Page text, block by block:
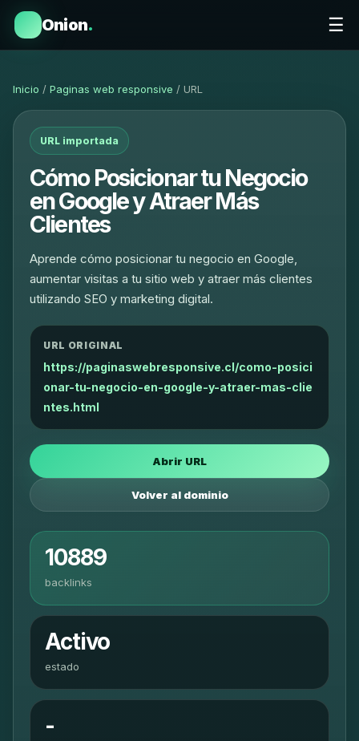
Onion. ☰
Inicio / Paginas web responsive / URL
URL importada
Cómo Posicionar tu Negocio
en Google y Atraer Más
Clientes
Aprende cómo posicionar tu negocio en Google,
aumentar visitas a tu sitio web y atraer más clientes
utilizando SEO y marketing digital.
URL ORIGINAL
https://paginaswebresponsive.cl/como-posici
onar-tu-negocio-en-google-y-atraer-mas-clie
ntes.html
Abrir URL
Volver al dominio
10889
backlinks
Activo
estado
-